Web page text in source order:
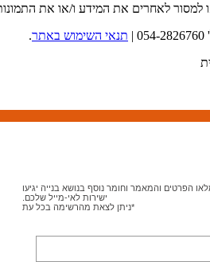
למסור לאחרים את המידע ו/או את
תנאי השימוש באתר.
הפרטים והמאמר וחומר נוסף בנושא בנייה יגיעו
ישירות לאי-מייל שלכם.
*ניתן לצאת מהרשימה בכל עת